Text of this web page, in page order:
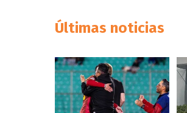
Últimas noticias